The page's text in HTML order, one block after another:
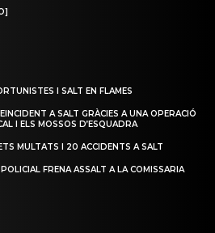
I SALT EN FLAMES
A SALT GRÀCIES A UNA OPERACIÓ
I ELS MOSSOS D’ESQUADRA
MULTATS I 20 ACCIDENTS A SALT
FRENA ASSALT A LA COMISSARIA